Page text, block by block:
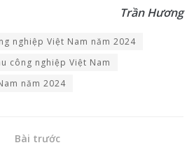
Trần Hương
nghiệp Việt Nam năm 2024
công nghiệp Việt Nam
năm 2024
Bài trước